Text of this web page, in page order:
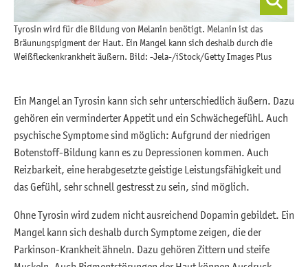
Tyrosin wird für die Bildung von Melanin benötigt. Melanin ist das
Bräunungspigment der Haut. Ein Mangel kann sich deshalb durch die
Weißfleckenkrankheit äußern. Bild: -Jela-/iStock/Getty Images Plus
Ein Mangel an Tyrosin kann sich sehr unterschiedlich äußern. Dazu
gehören ein verminderter Appetit und ein Schwächegefühl. Auch
psychische Symptome sind möglich: Aufgrund der niedrigen
Botenstoff-Bildung kann es zu Depressionen kommen. Auch
Reizbarkeit, eine herabgesetzte geistige Leistungsfähigkeit und
das Gefühl, sehr schnell gestresst zu sein, sind möglich.
Ohne Tyrosin wird zudem nicht ausreichend Dopamin gebildet. Ein
Mangel kann sich deshalb durch Symptome zeigen, die der
Parkinson-Krankheit ähneln. Dazu gehören Zittern und steife